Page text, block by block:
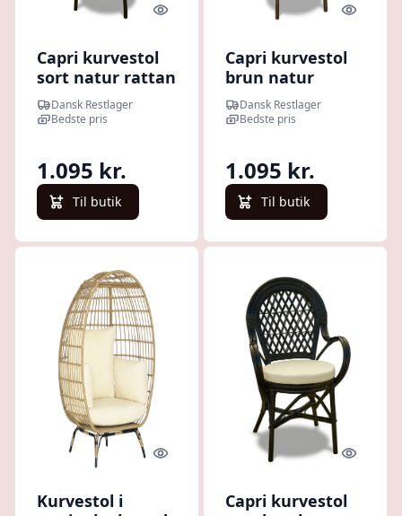
Quick look
Capri kurvestol
sort natur rattan
med armlæn og
sort hynde.
Dansk Restlager
Bedste pris
1.095 kr.
Til butik
Quick
Capri kurvestol
brun natur
rattan med
armlæn og sort
Dansk Restlager
Bedste pris
1.095 kr.
Til butik
Quick look
Kurvestol i
Quick
Capri kurvestol